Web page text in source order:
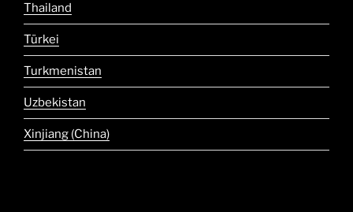
Thailand
Türkei
Turkmenistan
Uzbekistan
Xinjiang (China)